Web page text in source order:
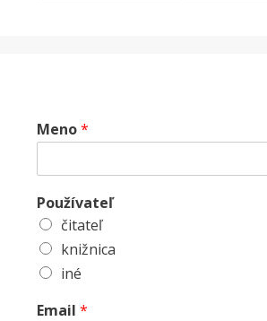
Meno*
Používateľ
čitateľ
knižnica
iné
Email *